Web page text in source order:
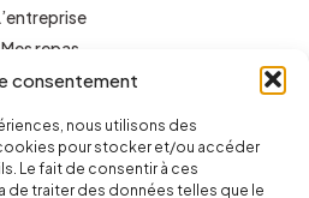
consentement
nous utilisons des
pour stocker et/ou accéder
Le fait de consentir à ces
traiter des données telles que le
Mes repas
à l’autonomie
sur le monde
administrative